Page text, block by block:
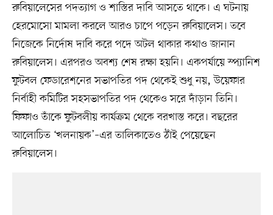
রুবিয়ালেসের পদত্যাগ ও শাস্তির দাবি আসতে থাকে। এ ঘটনায়
হেরমোসো মামলা করলে আরও চাপে পড়েন রুবিয়ালেস। তবে
নিজেকে নির্দোষ দাবি করে পদে অটল থাকার কথাও জানান
রুবিয়ালেস। এরপরও অবশ্য শেষ রক্ষা হয়নি। একপর্যায়ে স্প্যানিশ
ফুটবল ফেডারেশনের সভাপতির পদ থেকেই শুধু নয়, উয়েফার
নির্বাহী কমিটির সহসভাপতির পদ থেকেও সরে দাঁড়ান তিনি।
ফিফাও তাঁকে ফুটবলীয় কার্যক্রম থেকে বরখাস্ত করে। বছরের
আলোচিত ‘খলনায়ক’–এর তালিকাতেও ঠাঁই পেয়েছেন
রুবিয়ালেস।